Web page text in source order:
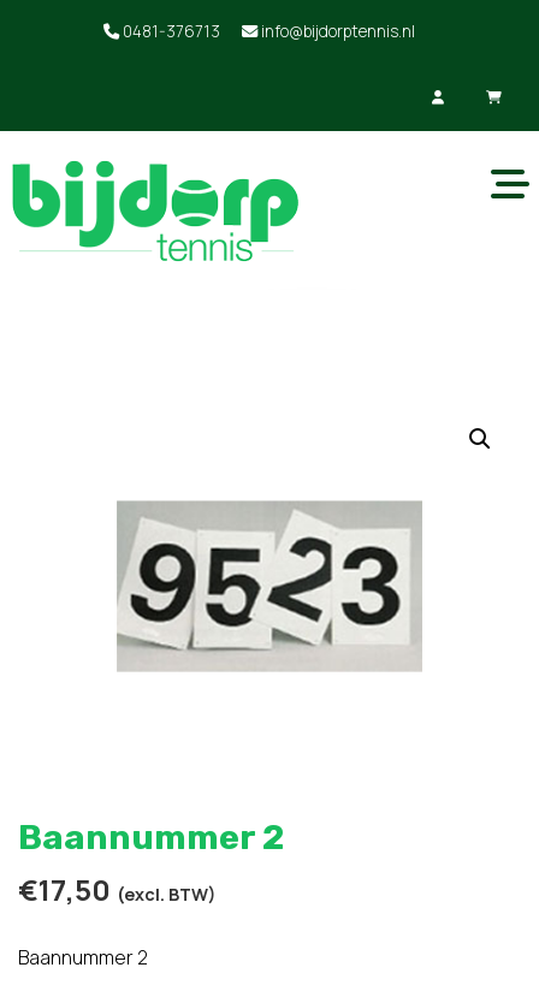
0481-376713 info@bijdorptennis.nl
Baannummer 2
€17,50 (excl. BTW)
Baannummer 2